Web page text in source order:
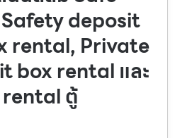
deposit
rental, Private
box rental และ
ตู้